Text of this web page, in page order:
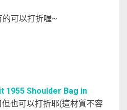
可以打折喔~
1955 Shoulder Bag in
也可以打折耶(這材質不容